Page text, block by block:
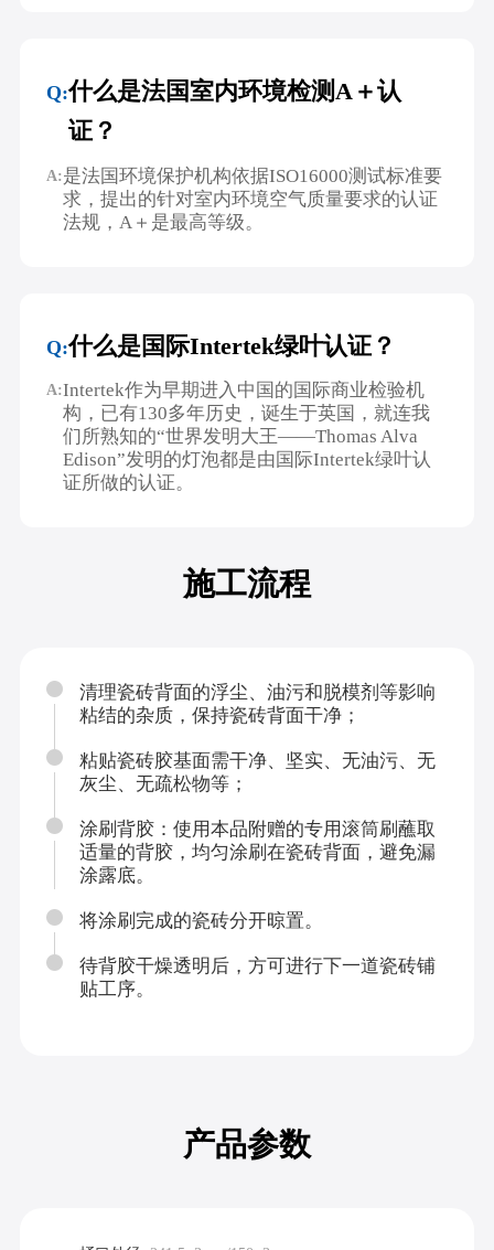
Q:什么是法国室内环境检测A＋认
证？
A:是法国环境保护机构依据ISO16000测试标准要
求，提出的针对室内环境空气质量要求的认证
法规，A＋是最高等级。
Q:什么是国际Intertek绿叶认证？
A:Intertek作为早期进入中国的国际商业检验机
构，已有130多年历史，诞生于英国，就连我
们所熟知的“世界发明大王——Thomas Alva
Edison”发明的灯泡都是由国际Intertek绿叶认
证所做的认证。
施工流程
清理瓷砖背面的浮尘、油污和脱模剂等影响
粘结的杂质，保持瓷砖背面干净；
粘贴瓷砖胶基面需干净、坚实、无油污、无
灰尘、无疏松物等；
涂刷背胶：使用本品附赠的专用滚筒刷蘸取
适量的背胶，均匀涂刷在瓷砖背面，避免漏
涂露底。
将涂刷完成的瓷砖分开晾置。
待背胶干燥透明后，方可进行下一道瓷砖铺
贴工序。
产品参数